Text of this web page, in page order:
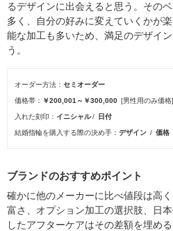
るデザインに出会えると思う。その
多く、自分の好みに変えていくかが
能な加工も多いため、満足のデザイ
う。
オーダー方法 セミオーダー
価格帯 ￥200,001～￥300,000 [男性用のみ価格]
入れた刻印 イニシャル 日付
結婚指輪を購入する際の決め手 デザイン 価格
ブランドのおすすめポイント
確かに他のメーカーに比べ値段は高
富さ、オプション加工の選択肢、日
したアフターケアはその差額を埋め